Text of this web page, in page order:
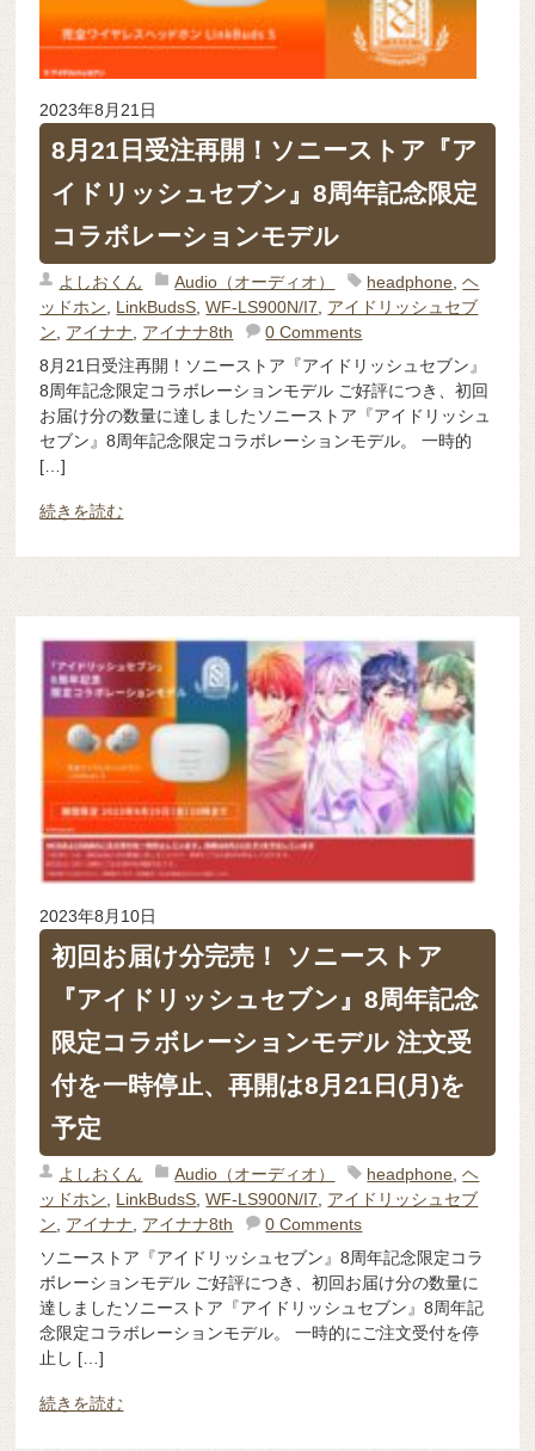
2023年8月21日
8月21日受注再開！ソニーストア『ア
イドリッシュセブン』8周年記念限定
コラボレーションモデル
よしおくん Audio（オーディオ） headphone,ヘ
ッドホン, LinkBudsS,WF-LS900N/I7, アイドリッシュセブ
ン, アイナナ, アイナナ8th
0 Comments
8月21日受注再開！ソニーストア『アイドリッシュセブン』
8周年記念限定コラボレーションモデル ご好評につき、初回
お届け分の数量に達しましたソニーストア『アイドリッシュ
セブン』8周年記念限定コラボレーションモデル。 一時的
[…]
続きを読む
2023年8月10日
初回お届け分完売！ ソニーストア
『アイドリッシュセブン』8周年記念
限定コラボレーションモデル 注文受
付を一時停止、再開は8月21日(月)を
予定
よしおくん Audio（オーディオ） headphone ,ヘ
ッドホン
LinkBudsS ,WF-LS900N/I7
アイドリッシュセブ
ン
アイナナ アイナナ8th
0 Comments
ソニーストア『アイドリッシュセブン』8周年記念限定コラ
ボレーションモデル ご好評につき、初回お届け分の数量に
達しましたソニーストア『アイドリッシュセブン』8周年記
念限定コラボレーションモデル。 一時的にご注文受付を停
止し […]
続きを読む